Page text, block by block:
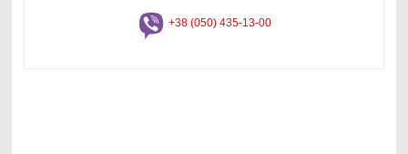
+38 (050) 435-13-00